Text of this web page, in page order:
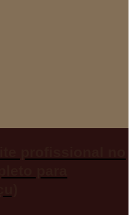
profissional no
para